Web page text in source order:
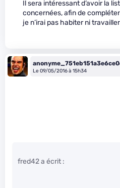
Il sera intéressant d’avoir la
concernées, afin de
je n’irai pas habiter ni travailler
Le 09/05/2016 à 15h34
fred42 a écrit :